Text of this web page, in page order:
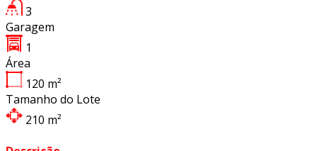
3
Garagem
1
Área
120 m²
Tamanho do Lote
210 m²